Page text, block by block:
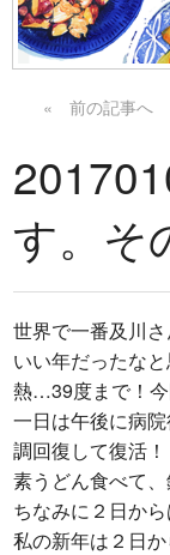
« 前の記事へ
す。そ
世界で一番及川さ
いい年だったな
熱…39度まで！
一日は午後に病
調回復して復活 ！
素うどん食べて
ちなみに２日から
私の新年は２日か